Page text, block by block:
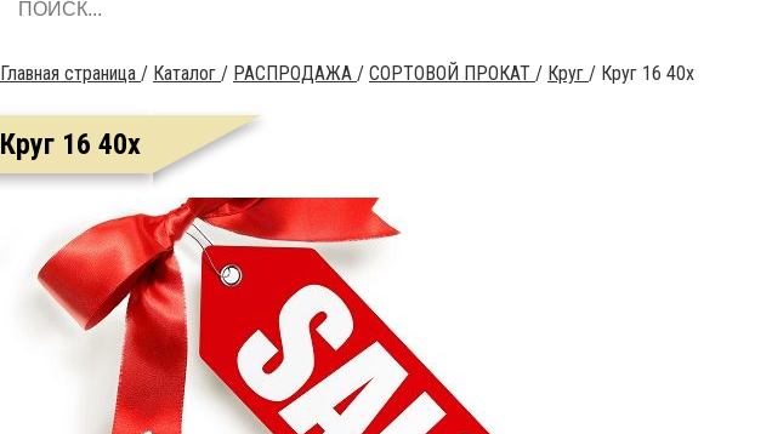
Главная страница / Каталог / РАСПРОДАЖА / СОРТОВОЙ ПРОКАТ / Круг / Круг 16 40х
Круг 16 40х